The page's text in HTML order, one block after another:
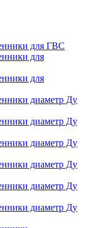
для ГВС
для
для
диаметр Ду
диаметр Ду
диаметр Ду
диаметр Ду
диаметр Ду
диаметр Ду